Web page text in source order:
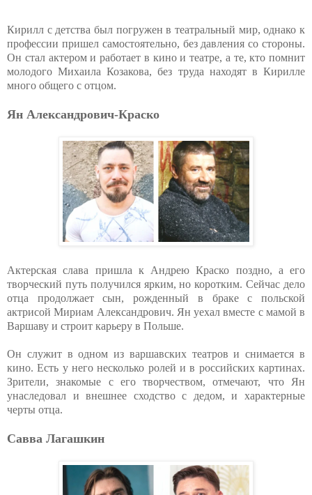
Кирилл с детства был погружен в театральный мир, однако к
профессии пришел самостоятельно, без давления со стороны.
Он стал актером и работает в кино и театре, а те, кто помнит
молодого Михаила Козакова, без труда находят в Кирилле
много общего с отцом.
Ян Александрович-Краско
Актерская слава пришла к Андрею Краско поздно, а его
творческий путь получился ярким, но коротким. Сейчас дело
отца продолжает сын, рожденный в браке с польской
актрисой Мириам Александрович. Ян уехал вместе с мамой в
Варшаву и строит карьеру в Польше.
Он служит в одном из варшавских театров и снимается в
кино. Есть у него несколько ролей и в российских картинах.
Зрители, знакомые с его творчеством, отмечают, что Ян
унаследовал и внешнее сходство с дедом, и характерные
черты отца.
Савва Лагашкин